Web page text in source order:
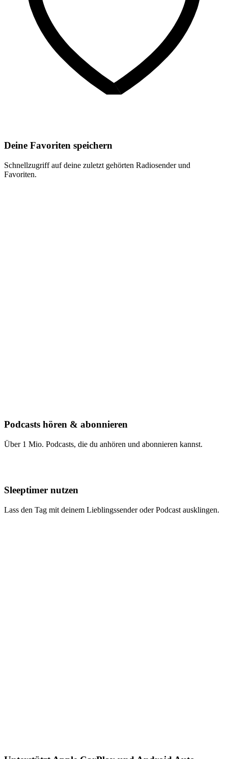
Deine Favoriten speichern
Schnellzugriff auf deine zuletzt gehörten Radiosender und
Favoriten.
Podcasts hören & abonnieren
Über 1 Mio. Podcasts, die du anhören und abonnieren kannst.
Sleeptimer nutzen
Lass den Tag mit deinem Lieblingssender oder Podcast ausklingen.